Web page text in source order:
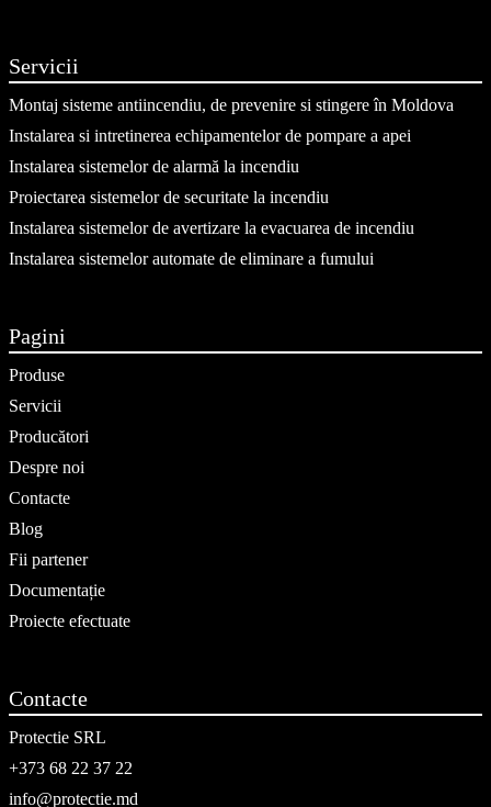
Servicii
Montaj sisteme antiincendiu, de prevenire si stingere în Moldova
Instalarea si intretinerea echipamentelor de pompare a apei
Instalarea sistemelor de alarmă la incendiu
Proiectarea sistemelor de securitate la incendiu
Instalarea sistemelor de avertizare la evacuarea de incendiu
Instalarea sistemelor automate de eliminare a fumului
Pagini
Produse
Servicii
Producători
Despre noi
Contacte
Blog
Fii partener
Documentație
Proiecte efectuate
Contacte
Protectie SRL
+373 68 22 37 22
info@protectie.md